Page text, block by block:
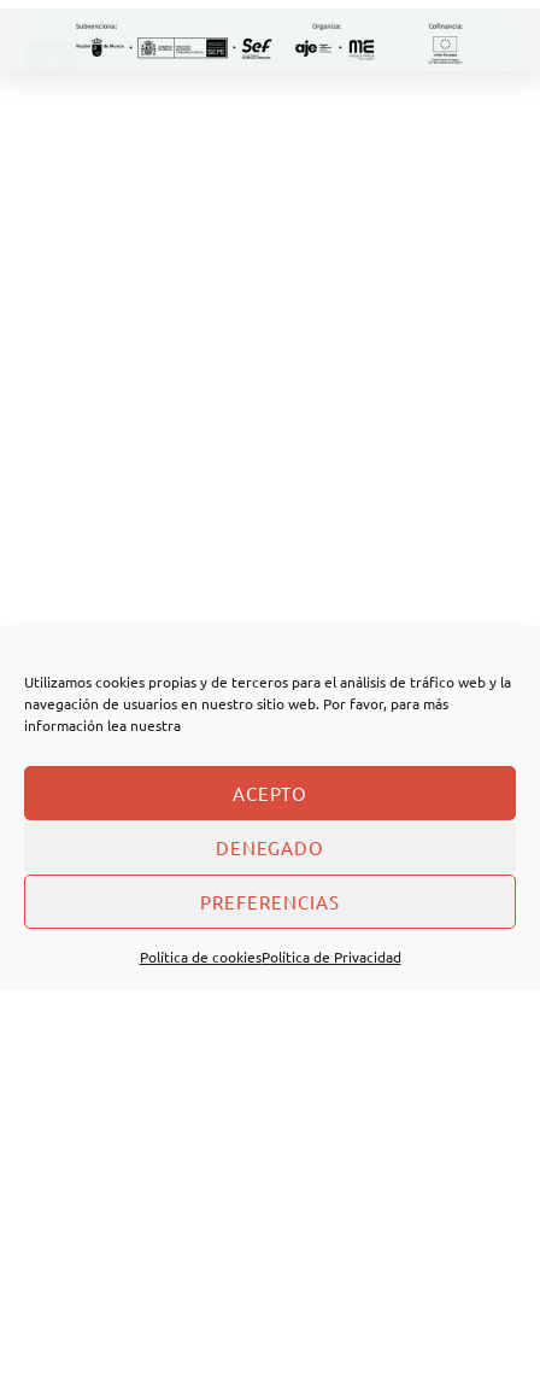
Utilizamos cookies propias y de terceros para el análisis de tráfico web y la
navegación de usuarios en nuestro sitio web. Por favor, para más
información lea nuestra
ACEPTO
DENEGADO
PREFERENCIAS
Política de cookiesPolítica de Privacidad